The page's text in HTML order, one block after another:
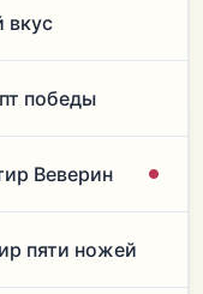
вкус
победы
Веверин
пяти ножей